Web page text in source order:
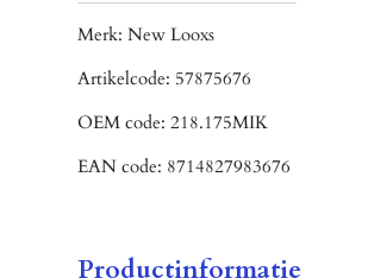
Merk: New Looxs
Artikelcode: 57875676
OEM code: 218.175MIK
EAN code: 8714827983676
Productinformatie